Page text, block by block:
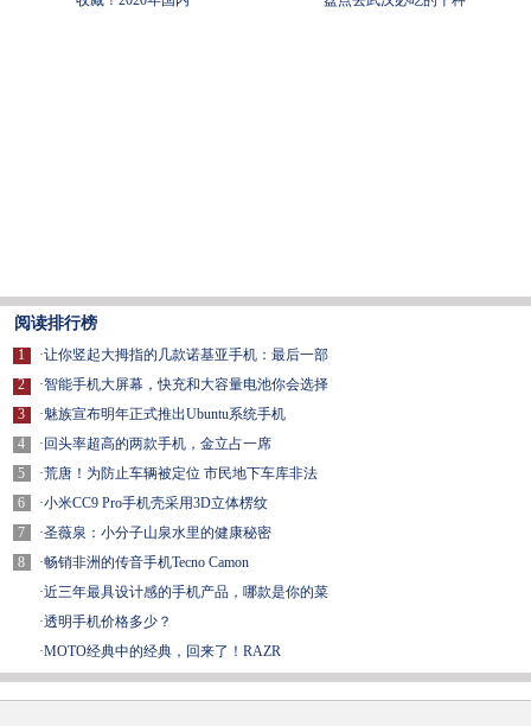
阅读排行榜
1
2
3
4
5
6
7
8
·让你竖起大拇指的几款诺基亚手机：最后一部
·智能手机大屏幕，快充和大容量电池你会选择
·魅族宣布明年正式推出Ubuntu系统手机
· 回头率超高的两款手机，金立占一席
·荒唐！为防止车辆被定位 市民地下车库非法
·小米CC9 Pro手机壳采用3D立体楞纹
·圣薇泉：小分子山泉水里的健康秘密
·畅销非洲的传音手机Tecno Camon
·近三年最具设计感的手机产品，哪款是你的菜
·透明手机价格多少？
·MOTO经典中的经典，回来了！RAZR